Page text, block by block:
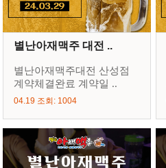
별난아재맥주 대전 ..
별난아재맥주대전 산성점
계약체결완료 계약일 ..
04.19 조회: 1004